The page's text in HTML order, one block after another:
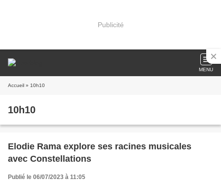
Publicité
MENU
Accueil » 10h10
10h10
Elodie Rama explore ses racines musicales
avec Constellations
Publié le 06/07/2023 à 11:05